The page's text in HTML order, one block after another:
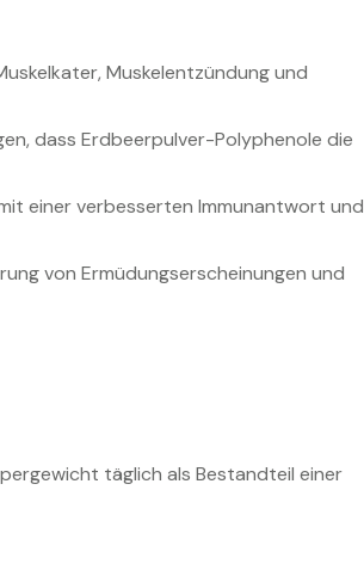
Muskelentzündung und
dass Erdbeerpulver-Polyphenole die
einer verbesserten Immunantwort und
von Ermüdungserscheinungen und
täglich als Bestandteil einer